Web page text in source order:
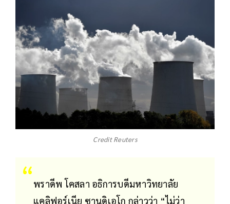
Credit Reuters
พราดีพ โคสลา อธิการบดีมหาวิทยาลัย
แคลิฟอร์เนีย ซานดิเอโก กล่าวว่า “ไม่ว่า